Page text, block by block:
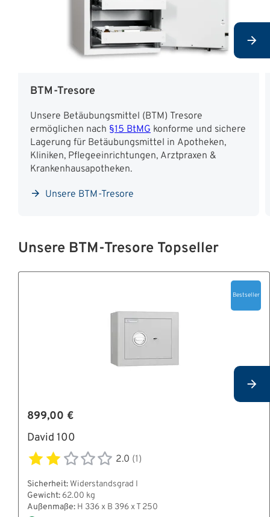
BTM-Tresore
Unsere Betäubungsmittel (BTM) Tresore
ermöglichen nach §15 BtMG konforme und sichere
Lagerung für Betäubungsmittel in Apotheken,
Kliniken, Pflegeeinrichtungen, Arztpraxen &
Krankenhausapotheken.
Unsere BTM-Tresore
Unsere BTM-Tresore Topseller
Bestseller
899,00 €
David 100
2.0 (1)
Sicherheit: Widerstandsgrad I
Gewicht: 62.00 kg
Außenmaße: H 336 x B 396 x T 250